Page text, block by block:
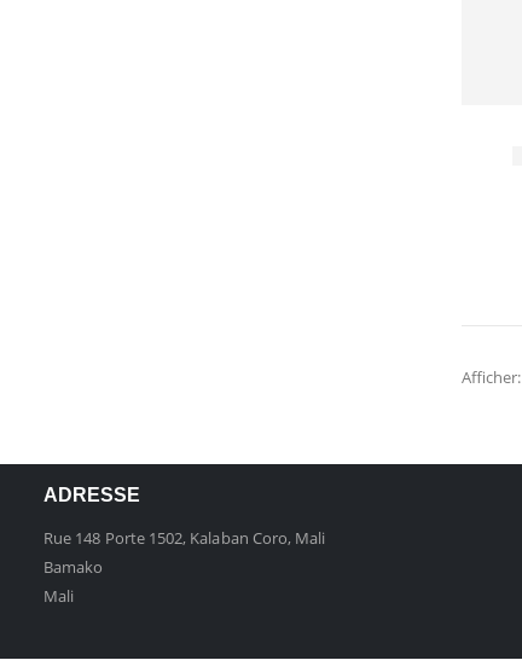
Afficher:
ADRESSE
Rue 148 Porte 1502, Kalaban Coro, Mali
Bamako
Mali